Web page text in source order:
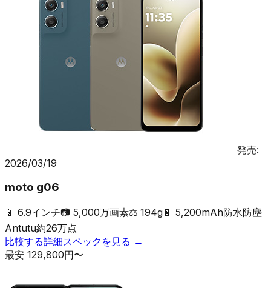
発売:
2026/03/19
moto g06
📱 6.9インチ📷 5,000万画素⚖️ 194g 🔋 5,200mAh防水防塵
Antutu約26万点
比較する詳細スペックを見る →
最安 129,800円〜